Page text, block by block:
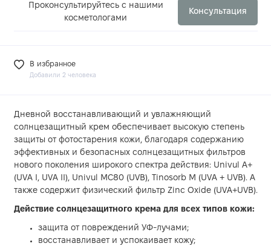
В избранное
Добавили 2 человека
Дневной восстанавливающий и увлажняющий
солнцезащитный крем обеспечивает высокую степень
защиты от фотостарения кожи, благодаря содержанию
эффективных и безопасных солнцезащитных фильтров
нового поколения широкого спектра действия: Univul A+
(UVA I, UVA II), Univul MC80 (UVB), Tinosorb M (UVA + UVB). А
также содержит физический фильтр Zinс Oxide (UVA+UVB).
Действие солнцезащитного крема для всех типов кожи:
защита от повреждений УФ-лучами;
восстанавливает и успокаивает кожу;
Проконсультируйтесь с нашими
косметологами
Консультация